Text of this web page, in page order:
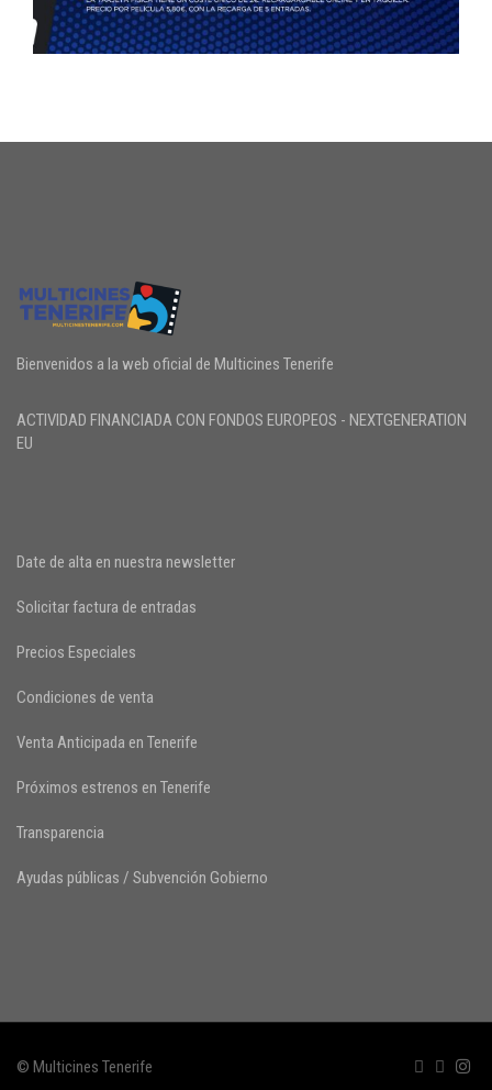
Bienvenidos a la web oficial de Multicines Tenerife
ACTIVIDAD FINANCIADA CON FONDOS EUROPEOS - NEXTGENERATION
EU
Date de alta en nuestra newsletter
Solicitar factura de entradas
Precios Especiales
Condiciones de venta
Venta Anticipada en Tenerife
Próximos estrenos en Tenerife
Transparencia
Ayudas públicas / Subvención Gobierno
© Multicines Tenerife